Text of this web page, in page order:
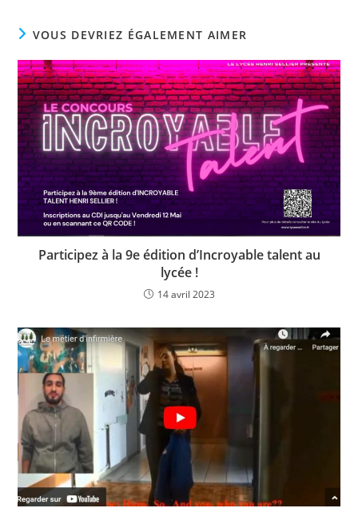
VOUS DEVRIEZ ÉGALEMENT AIMER
Participez à la 9e édition d’Incroyable talent au
lycée !
14 avril 2023